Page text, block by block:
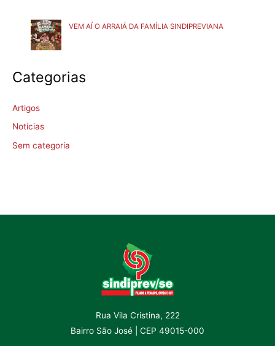
VEM AÍ O ARRAIÁ DA FAMÍLIA SINDIPREVIANA
Categorias
Artigos
Notícias
Sem categoria
Rua Vila Cristina, 222
Bairro São José | CEP 49015-000